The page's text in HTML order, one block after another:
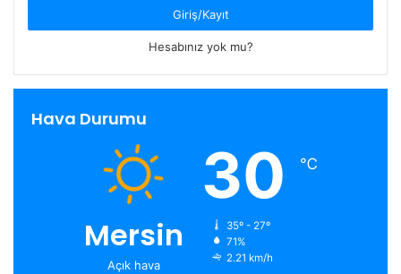
Giriş/Kayıt
Hesabınız yok mu?
Hava Durumu
Mersin
Açık hava
30 ℃
35º - 27º
71%
2.21 km/h